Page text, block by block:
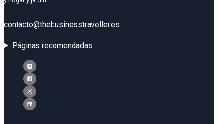
contacto@thebusinesstraveller.es
Páginas recomendadas